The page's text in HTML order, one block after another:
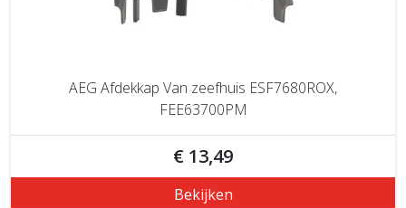
AEG Afdekkap Van zeefhuis ESF7680ROX,
FEE63700PM
€ 13,49
Bekijken